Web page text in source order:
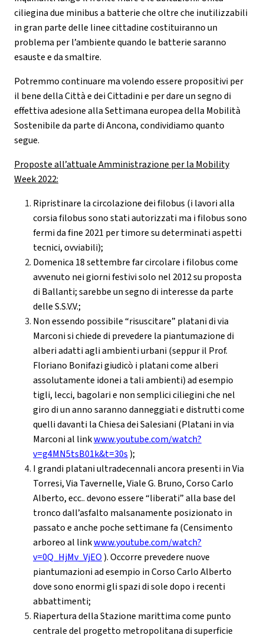
ciliegina due minibus a batterie che oltre che inutilizzabili
in gran parte delle linee cittadine costituiranno un
problema per l’ambiente quando le batterie saranno
esauste e da smaltire.
Potremmo continuare ma volendo essere propositivi per
il bene della Città e dei Cittadini e per dare un segno di
effettiva adesione alla Settimana europea della Mobilità
Sostenibile da parte di Ancona, condividiamo quanto
segue.
Proposte all’attuale Amministrazione per la Mobility
Week 2022:
Ripristinare la circolazione dei filobus (i lavori alla
corsia filobus sono stati autorizzati ma i filobus sono
fermi da fine 2021 per timore su determinati aspetti
tecnici, ovviabili);
Domenica 18 settembre far circolare i filobus come
avvenuto nei giorni festivi solo nel 2012 su proposta
di Ballanti; sarebbe un segno di interesse da parte
delle S.S.V.V.;
Non essendo possibile “risuscitare” platani di via
Marconi si chiede di prevedere la piantumazione di
alberi adatti agli ambienti urbani (seppur il Prof.
Floriano Bonifazi giudicò i platani come alberi
assolutamente idonei a tali ambienti) ad esempio
tigli, lecci, bagolari e non semplici ciliegini che nel
giro di un anno saranno danneggiati e distrutti come
quelli davanti la Chiesa dei Salesiani (Platani in via
Marconi al linkwww.youtube.com/watch?
v=g4MN5tsB01k&t=30s );
I grandi platani ultradecennali ancora presenti in Via
Torresi, Via Tavernelle, Viale G. Bruno, Corso Carlo
Alberto, ecc.. devono essere “liberati” alla base del
tronco dall’asfalto malsanamente posizionato in
passato e anche poche settimane fa (Censimento
arboreo al linkwww.youtube.com/watch?
v=0Q_HjMv_VjEO ). Occorre prevedere nuove
piantumazioni ad esempio in Corso Carlo Alberto
dove sono enormi gli spazi di sole dopo i recenti
abbattimenti;
Riapertura della Stazione marittima come punto
centrale del progetto metropolitana di superficie